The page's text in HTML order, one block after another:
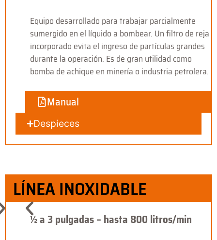
Equipo desarrollado para trabajar parcialmente
sumergido en el líquido a bombear. Un filtro de reja
incorporado evita el ingreso de partículas grandes
durante la operación. Es de gran utilidad como
bomba de achique en minería o industria petrolera.
Manual
Despieces
LÍNEA INOXIDABLE
½ a 3 pulgadas – hasta 800 litros/min